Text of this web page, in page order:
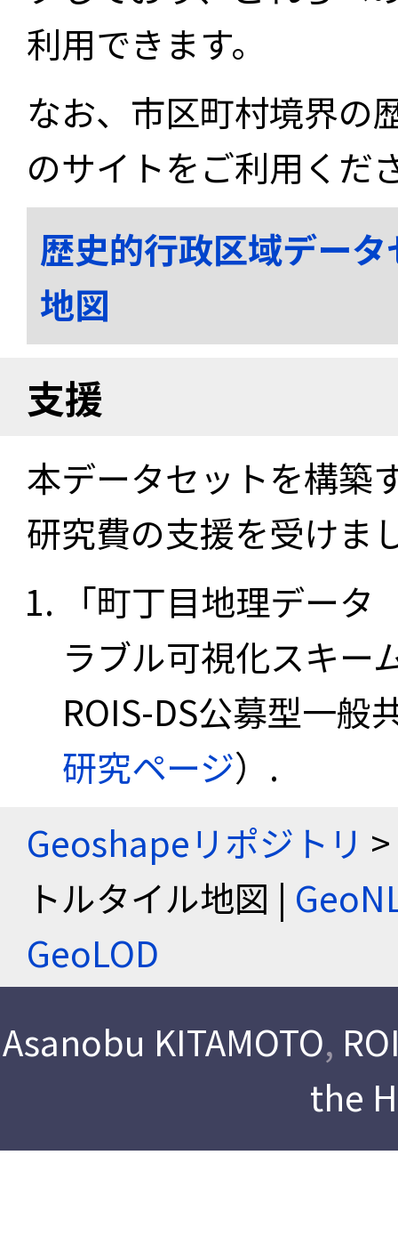
利用できます。
なお、市区町村境界の
のサイトをご利用くだ
歴史的行政区域デー
地図
支援
本データセットを構築
研究費の支援を受けま
「町丁目地理デー
ラブル可視化スキー
ROIS-DS公募型一般
研究ページ）.
Geoshapeリポジトリ
トルタイル地図 |
GeoLOD
Asanobu KITAMOTO,
the